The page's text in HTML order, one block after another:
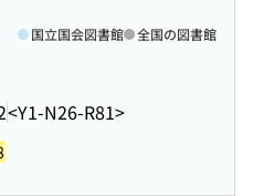
<Y1-N26-R81>
国立国会図書館 全国の図書館